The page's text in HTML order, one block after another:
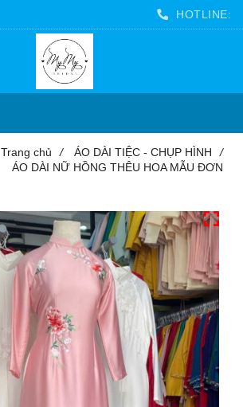
HOTLINE:
Trang chủ / ÁO DÀI TIỆC - CHỤP HÌNH
/
ÁO DÀI NỮ HỒNG THÊU HOA MẪU ĐƠN